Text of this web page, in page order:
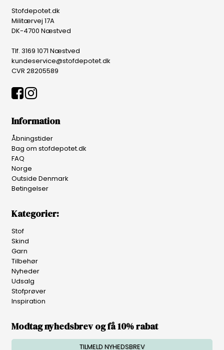
Stofdepotet.dk
Militærvej 17A
DK-4700 Næstved
Tlf. 3169 1071 Næstved
kundeservice@stofdepotet.dk
CVR 28205589
Information
Åbningstider
Bag om stofdepotet.dk
FAQ
Norge
Outside Denmark
Betingelser
Kategorier:
Stof
Skind
Garn
Tilbehør
Nyheder
Udsalg
Stofprøver
Inspiration
Modtag nyhedsbrev og få 10% rabat
TILMELD NYHEDSBREV